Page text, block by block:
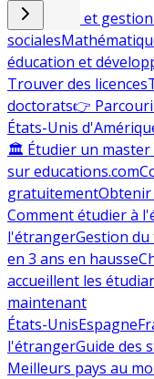
Commerce et gestion
sociales
éducation et
Trouver des licences
doctorats👉
États-Unis
🏛 Étudier un master
sur educations.com
gratuitementObtenir
Comment étudier à
l'étrangerGestion
en 3 ans en hausse
accueillent les
maintenant
États-UnisEspagne
l'étrangerGuide des
Meilleurs pays au